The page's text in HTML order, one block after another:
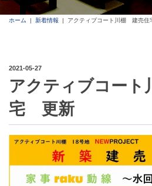
ホーム 新着情報 アクティブコート川棚 建売
2021-05-27
アクティブコー
宅 更新